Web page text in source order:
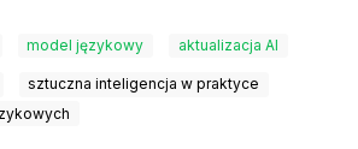
model językowy aktualizacja AI
sztuczna inteligencja w praktyce